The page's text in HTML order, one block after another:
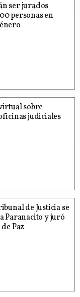
ser jurados
personas en
sobre
judiciales
de Justicia se
Paranacito y juró
Paz